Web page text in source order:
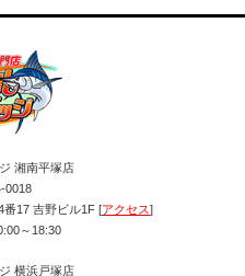
湘南平塚店
0018
番17 吉野ビル1F [アクセス]
～18:30
横浜戸塚店